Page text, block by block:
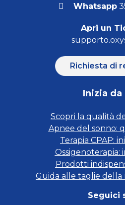
Whatsapp
Apri un
Richiesta di
Inizia da
Scopri la qualità
Apnee del sonno:
Terapia CPAP:
Ossigenoterapia:
Prodotti
Guida alle taglie della
Seguici